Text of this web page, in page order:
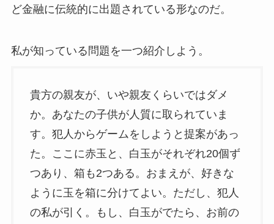
ど金融に伝統的に出題されている形なのだ。
私が知っている問題を一つ紹介しよう。
貴方の親友が、いや親友くらいではダメ
か。あなたの子供が人質に取られていま
す。犯人からゲームをしようと提案があっ
た。ここに赤玉と、白玉がそれぞれ20個ず
つあり、箱も2つある。おまえが、好きな
ように玉を箱に分けてよい。ただし、犯人
の私が引く。もし、白玉がでたら、お前の